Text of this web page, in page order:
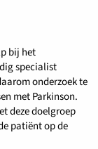
bij het
specialist
onderzoek te
met Parkinson.
deze doelgroep
patiënt op de